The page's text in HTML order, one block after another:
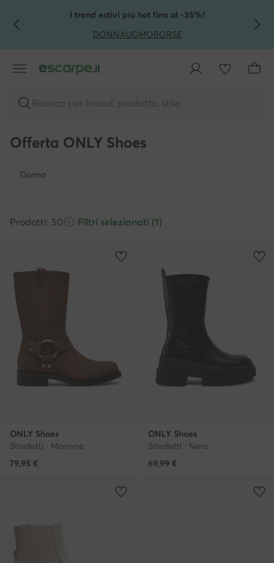
VAI AL CONTENUTO PRINCIPALE
VAI ALLA RICERCAI trend estivi più hot fino al -35%!
DONNAUOMOBORSE
Ricerca per brand, prodotto, stile
Offerta ONLY Shoes
Donna
Prodotti: 50 ·Filtri selezionati (1)
ONLY Shoes
Stivaletti · Marrone
79,95 €
ONLY Shoes
Stivaletti · Nero
69,99 €